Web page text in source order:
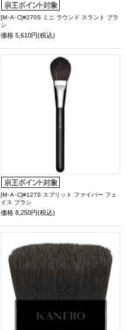
[M･A･C]#270S ミニ ラウンド スラント ブラ
シ
価格 5,610円(税込)
[M･A･C]#127S スプリット ファイバー フェ
イス ブラシ
価格 8,250円(税込)